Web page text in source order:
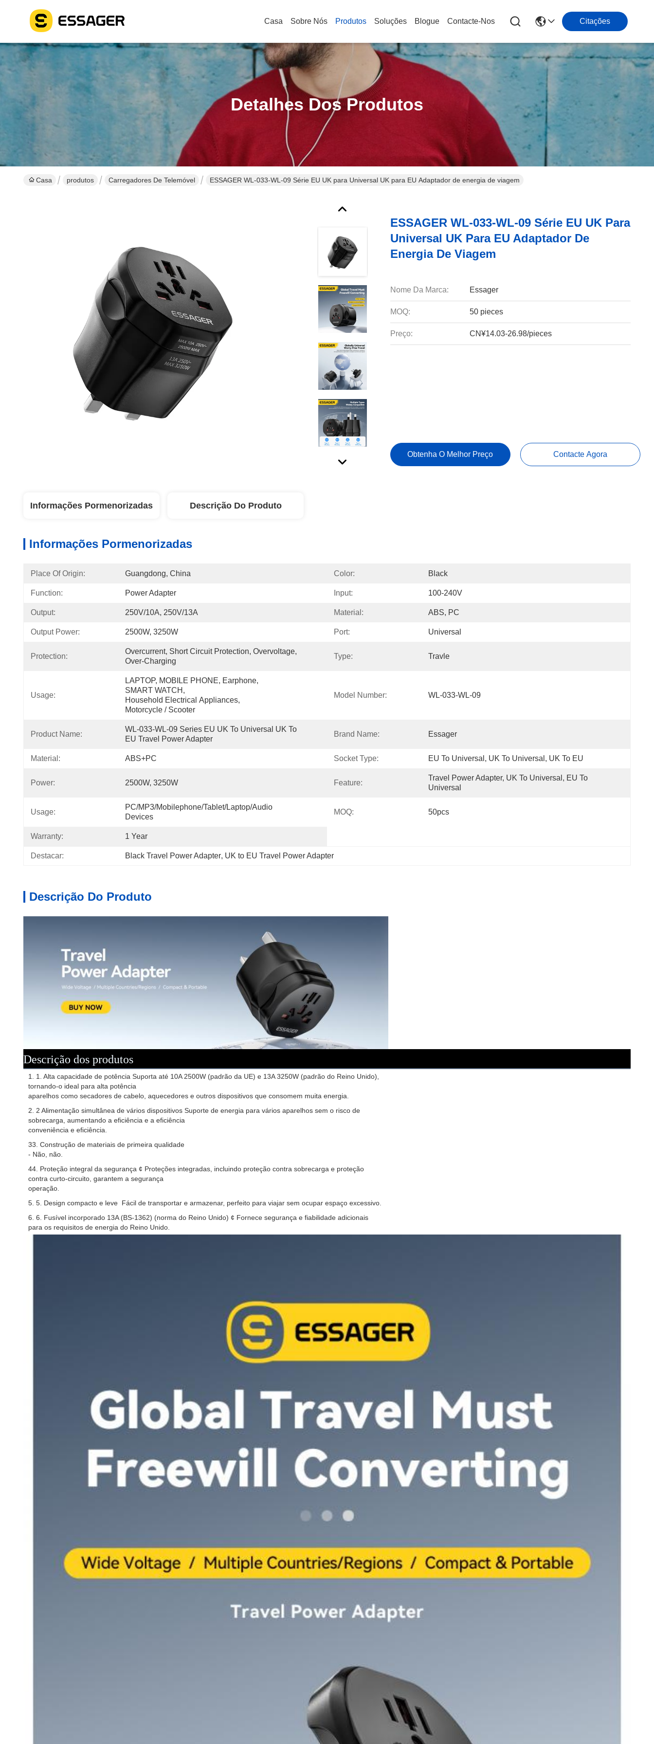
Casa Sobre Nós Produtos Soluções Blogue Contacte-Nos Citações
Detalhes Dos Produtos
Casa produtos Carregadores De Telemóvel ESSAGER WL-033-WL-09 Série EU UK para Universal UK para EU Adaptador de energia de viagem
ESSAGER WL-033-WL-09 Série EU UK Para
Universal UK Para EU Adaptador De
Energia De Viagem
Nome Da Marca: Essager
MOQ: 50 pieces
Preço: CN¥14.03-26.98/pieces
Obtenha O Melhor Preço Contacte Agora
Informações Pormenorizadas Descrição Do Produto
Informações Pormenorizadas
Place Of Origin: Guangdong, China Color: Black
Function: Power Adapter Input: 100-240V
Output: 250V/10A, 250V/13A Material: ABS, PC
Output Power: 2500W, 3250W Port: Universal
Protection:
Overcurrent, Short Circuit Protection, Overvoltage,
Over-Charging
Type: Travle
Usage:
LAPTOP, MOBILE PHONE, Earphone,
SMART WATCH,
Household Electrical Appliances,
Motorcycle / Scooter
Model Number: WL-033-WL-09
Product Name:
WL-033-WL-09 Series EU UK To Universal UK To
EU Travel Power Adapter
Brand Name: Essager
Material: ABS+PC Socket Type: EU To Universal, UK To Universal, UK To EU
Power: 2500W, 3250W Feature:
Travel Power Adapter, UK To Universal, EU To
Universal
Usage:
PC/MP3/Mobilephone/Tablet/Laptop/Audio
Devices
MOQ: 50pcs
Warranty: 1 Year
Destacar: Black Travel Power Adapter, UK to EU Travel Power Adapter
Descrição Do Produto
Descrição dos produtos
1. 1. Alta capacidade de potência Suporta até 10A 2500W (padrão da UE) e 13A 3250W (padrão do Reino Unido),
tornando-o ideal para alta potência
aparelhos como secadores de cabelo, aquecedores e outros dispositivos que consomem muita energia.
2. 2 Alimentação simultânea de vários dispositivos Suporte de energia para vários aparelhos sem o risco de
sobrecarga, aumentando a eficiência e a eficiência
conveniência e eficiência.
33. Construção de materiais de primeira qualidade
- Não, não.
44. Proteção integral da segurança ¢ Proteções integradas, incluindo proteção contra sobrecarga e proteção
contra curto-circuito, garantem a segurança
operação.
5. 5. Design compacto e leve ️ Fácil de transportar e armazenar, perfeito para viajar sem ocupar espaço excessivo.
6. 6. Fusível incorporado 13A (BS-1362) (norma do Reino Unido) ¢ Fornece segurança e fiabilidade adicionais
para os requisitos de energia do Reino Unido.